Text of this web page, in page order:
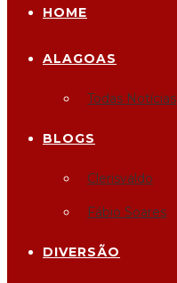
HOME
ALAGOAS
Todas Notícias
BLOGS
Clerisvaldo
Fábio Soares
DIVERSÃO